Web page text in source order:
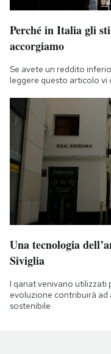
Perché in Italia gli
accorgiamo
Se avete un reddito
leggere questo articolo vi
Una tecnologia
Siviglia
I qanat venivano
evoluzione contribuirà ad
sostenibile